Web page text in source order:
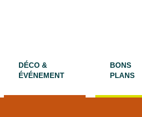
DÉCO &
ÉVÉNEMENT
BONS
PLANS